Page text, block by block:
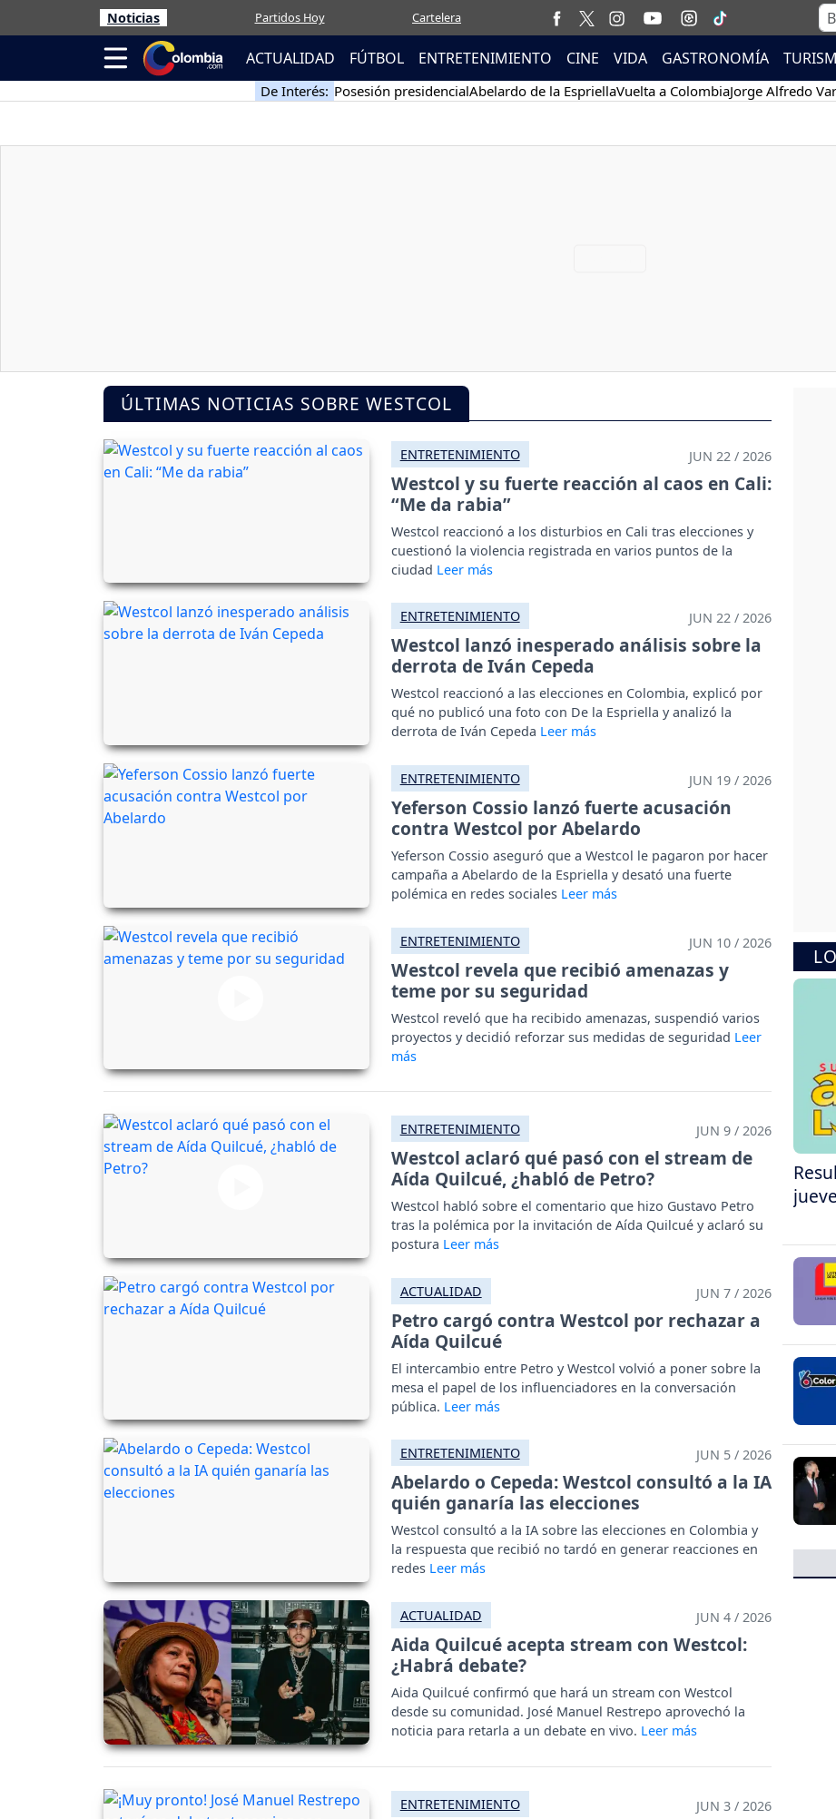
Noticias Partidos Hoy Cartelera
ACTUALIDAD FÚTBOL ENTRETENIMIENTO CINE VIDA GASTRONOMÍA
De Interés: Posesión presidencialAbelardo de la EspriellaVuelta a ColombiaJorge Alfredo
ÚLTIMAS NOTICIAS SOBRE WESTCOL
ENTRETENIMIENTO JUN 22 / 2026
Westcol y su fuerte reacción al caos en Cali:
“Me da rabia”
Westcol reaccionó a los disturbios en Cali tras elecciones y
cuestionó la violencia registrada en varios puntos de la
ciudad
ENTRETENIMIENTO JUN 22 / 2026
Westcol lanzó inesperado análisis sobre la
derrota de Iván Cepeda
Westcol reaccionó a las elecciones en Colombia, explicó por
qué no publicó una foto con De la Espriella y analizó la
derrota de Iván Cepeda
ENTRETENIMIENTO JUN 19 / 2026
Yeferson Cossio lanzó fuerte acusación
contra Westcol por Abelardo
Yeferson Cossio aseguró que a Westcol le pagaron por hacer
campaña a Abelardo de la Espriella y desató una fuerte
polémica en redes sociales
ENTRETENIMIENTO JUN 10 / 2026
Westcol revela que recibió amenazas y
teme por su seguridad
Westcol reveló que ha recibido amenazas, suspendió varios
proyectos y decidió reforzar sus medidas de seguridad
ENTRETENIMIENTO JUN 9 / 2026
Westcol aclaró qué pasó con el stream de
Aída Quilcué, ¿habló de Petro?
Westcol habló sobre el comentario que hizo Gustavo Petro
tras la polémica por la invitación de Aída Quilcué y aclaró su
postura
ACTUALIDAD JUN 7 / 2026
Petro cargó contra Westcol por rechazar a
Aída Quilcué
El intercambio entre Petro y Westcol volvió a poner sobre la
mesa el papel de los influenciadores en la conversación
pública.
ENTRETENIMIENTO JUN 5 / 2026
Abelardo o Cepeda: Westcol consultó a la IA
quién ganaría las elecciones
Westcol consultó a la IA sobre las elecciones en Colombia y
la respuesta que recibió no tardó en generar reacciones en
redes
ACTUALIDAD JUN 4 / 2026
Aida Quilcué acepta stream con Westcol:
¿Habrá debate?
Aida Quilcué confirmó que hará un stream con Westcol
desde su comunidad. José Manuel Restrepo aprovechó la
noticia para retarla a un debate en vivo.
ENTRETENIMIENTO JUN 3 / 2026